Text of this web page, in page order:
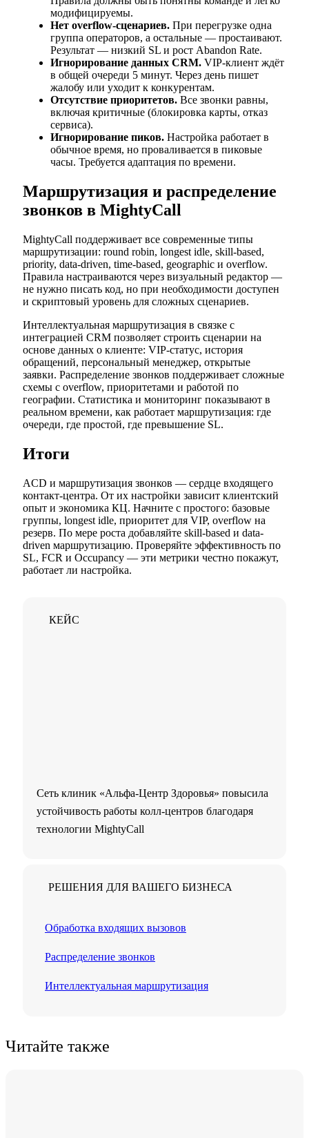
модифицируемы.
Нет overflow-сценариев. При перегрузке одна
группа операторов, а остальные — простаивают.
Результат — низкий SL и рост Abandon Rate.
Игнорирование данных CRM. VIP-клиент ждёт
в общей очереди 5 минут. Через день пишет
жалобу или уходит к конкурентам.
Отсутствие приоритетов. Все звонки равны,
включая критичные (блокировка карты, отказ
сервиса).
Игнорирование пиков. Настройка работает в
обычное время, но проваливается в пиковые
часы. Требуется адаптация по времени.
Маршрутизация и распределение
звонков в MightyCall
MightyCall поддерживает все современные типы
маршрутизации: round robin, longest idle, skill-based,
priority, data-driven, time-based, geographic и overflow.
Правила настраиваются через визуальный редактор —
не нужно писать код, но при необходимости доступен
и скриптовый уровень для сложных сценариев.
Интеллектуальная маршрутизация в связке с
интеграцией CRM позволяет строить сценарии на
основе данных о клиенте: VIP-статус, история
обращений, персональный менеджер, открытые
заявки. Распределение звонков поддерживает сложные
схемы с overflow, приоритетами и работой по
географии. Статистика и мониторинг показывают в
реальном времени, как работает маршрутизация: где
очереди, где простой, где превышение SL.
Итоги
ACD и маршрутизация звонков — сердце входящего
контакт-центра. От их настройки зависит клиентский
опыт и экономика КЦ. Начните с простого: базовые
группы, longest idle, приоритет для VIP, overflow на
резерв. По мере роста добавляйте skill-based и data-
driven маршрутизацию. Проверяйте эффективность по
SL, FCR и Occupancy — эти метрики честно покажут,
работает ли настройка.
КЕЙС
Сеть клиник «Альфа-Центр Здоровья» повысила
устойчивость работы колл-центров благодаря
технологии MightyCall
РЕШЕНИЯ ДЛЯ ВАШЕГО БИЗНЕСА
Обработка входящих вызовов
Распределение звонков
Интеллектуальная маршрутизация
Читайте также